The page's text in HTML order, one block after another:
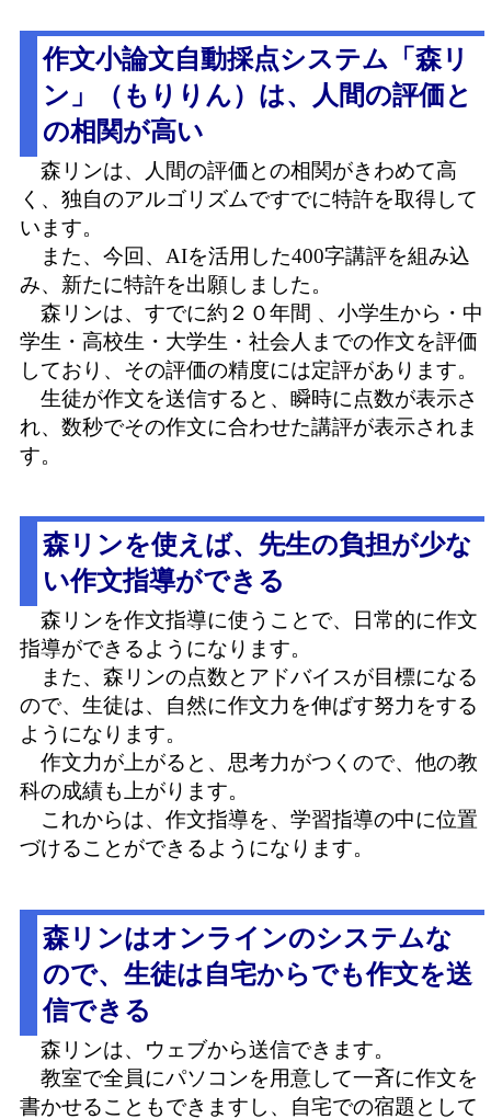
作文小論文自動採点システム「森リ
ン」（もりりん）は、人間の評価と
の相関が高い
森リンは、人間の評価との相関がきわめて高
く、独自のアルゴリズムですでに特許を取得して
います。
また、今回、AIを活用した400字講評を組み込
み、新たに特許を出願しました。
森リンは、すでに約２０年間 、小学生から・中
学生・高校生・大学生・社会人までの作文を評価
しており、その評価の精度には定評があります。
生徒が作文を送信すると、瞬時に点数が表示さ
れ、数秒でその作文に合わせた講評が表示されま
す。
森リンを使えば、先生の負担が少な
い作文指導ができる
森リンを作文指導に使うことで、日常的に作文
指導ができるようになります。
また、森リンの点数とアドバイスが目標になる
ので、生徒は、自然に作文力を伸ばす努力をする
ようになります。
作文力が上がると、思考力がつくので、他の教
科の成績も上がります。
これからは、作文指導を、学習指導の中に位置
づけることができるようになります。
森リンはオンラインのシステムな
ので、生徒は自宅からでも作文を送
信できる
森リンは、ウェブから送信できます。
教室で全員にパソコンを用意して一斉に作文を
書かせることもできますし、自宅での宿題として